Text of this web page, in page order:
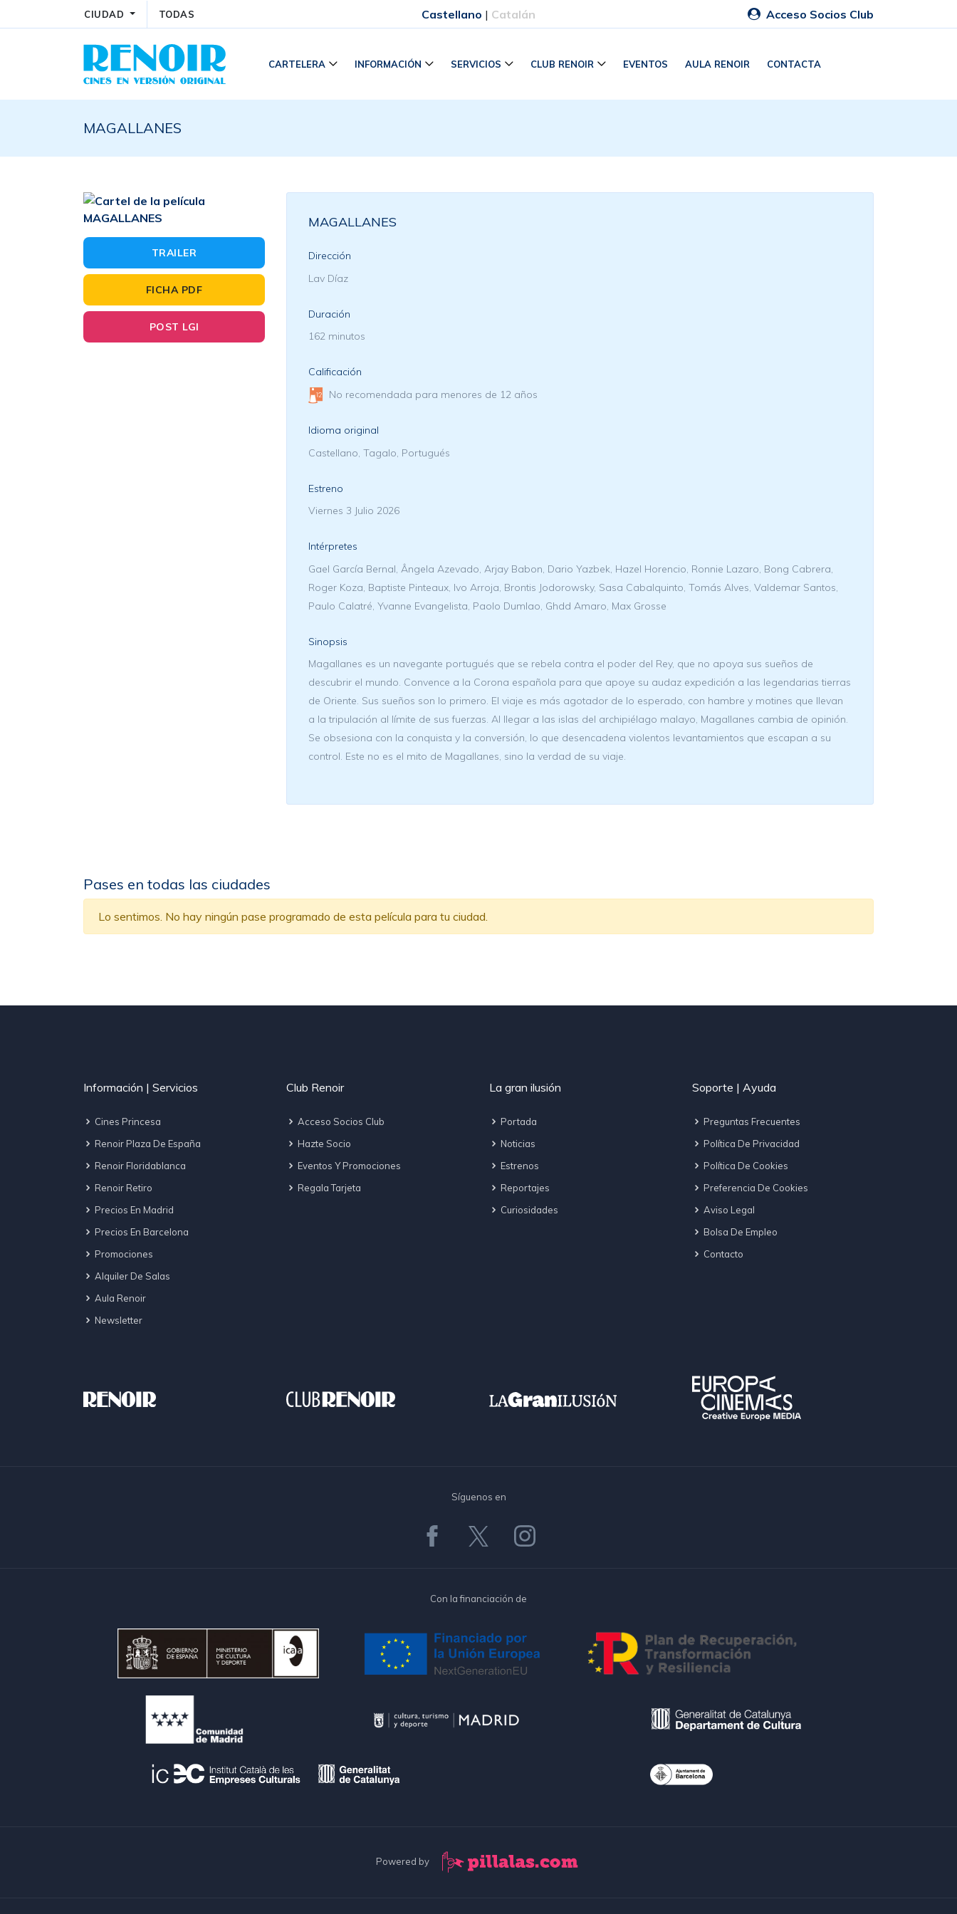
CIUDAD TODAS Castellano | Catalán Acceso Socios Club
CARTELERA INFORMACIÓN SERVICIOS CLUB RENOIR EVENTOS AULA RENOIR CONTACTA
MAGALLANES
TRAILER
FICHA PDF
POST LGI
MAGALLANES
Dirección
Lav Díaz
Duración
162 minutos
Calificación
No recomendada para menores de 12 años
Idioma original
Castellano, Tagalo, Portugués
Estreno
Viernes 3 Julio 2026
Intérpretes
Gael García Bernal, Ângela Azevado, Arjay Babon, Dario Yazbek, Hazel Horencio, Ronnie Lazaro, Bong Cabrera,
Roger Koza, Baptiste Pinteaux, Ivo Arroja, Brontis Jodorowsky, Sasa Cabalquinto, Tomás Alves, Valdemar Santos,
Paulo Calatré, Yvanne Evangelista, Paolo Dumlao, Ghdd Amaro, Max Grosse
Sinopsis
Magallanes es un navegante portugués que se rebela contra el poder del Rey, que no apoya sus sueños de
descubrir el mundo. Convence a la Corona española para que apoye su audaz expedición a las legendarias tierras
de Oriente. Sus sueños son lo primero. El viaje es más agotador de lo esperado, con hambre y motines que llevan
a la tripulación al límite de sus fuerzas. Al llegar a las islas del archipiélago malayo, Magallanes cambia de opinión.
Se obsesiona con la conquista y la conversión, lo que desencadena violentos levantamientos que escapan a su
control. Este no es el mito de Magallanes, sino la verdad de su viaje.
Pases en todas las ciudades
Lo sentimos. No hay ningún pase programado de esta película para tu ciudad.
Información | Servicios
Cines Princesa
Renoir Plaza De España
Renoir Floridablanca
Renoir Retiro
Precios En Madrid
Precios En Barcelona
Promociones
Alquiler De Salas
Aula Renoir
Newsletter
Club Renoir
Acceso Socios Club
Hazte Socio
Eventos Y Promociones
Regala Tarjeta
La gran ilusión
Portada
Noticias
Estrenos
Reportajes
Curiosidades
Soporte | Ayuda
Preguntas Frecuentes
Política De Privacidad
Política De Cookies
Preferencia De Cookies
Aviso Legal
Bolsa De Empleo
Contacto
Síguenos en
Con la financiación de
Powered by